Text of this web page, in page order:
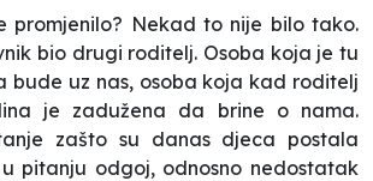
promjenilo? Nekad to nije bilo tako.
bio drugi roditelj. Osoba koja je tu
bude uz nas, osoba koja kad roditelj
je zadužena da brine o nama.
zašto su danas djeca postala
pitanju odgoj, odnosno nedostatak